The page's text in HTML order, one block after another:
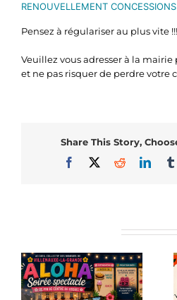
RENOUVELLEMENT CONCESSIONS
Pensez à régulariser au plus vite !!!
Veuillez vous adresser à la
et ne pas risquer de perdre votre
Share This Story,
Facebook
X Reddit